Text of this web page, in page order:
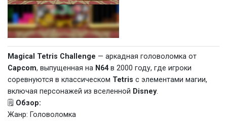
Magical Tetris Challenge — аркадная головоломка от
Capcom, выпущенная на N64в 2000 году, где игроки
соревнуются в классическом Tetris с элементами магии,
включая персонажей из вселенной Disney.
🗒️ Обзор:
Жанр: Головоломка